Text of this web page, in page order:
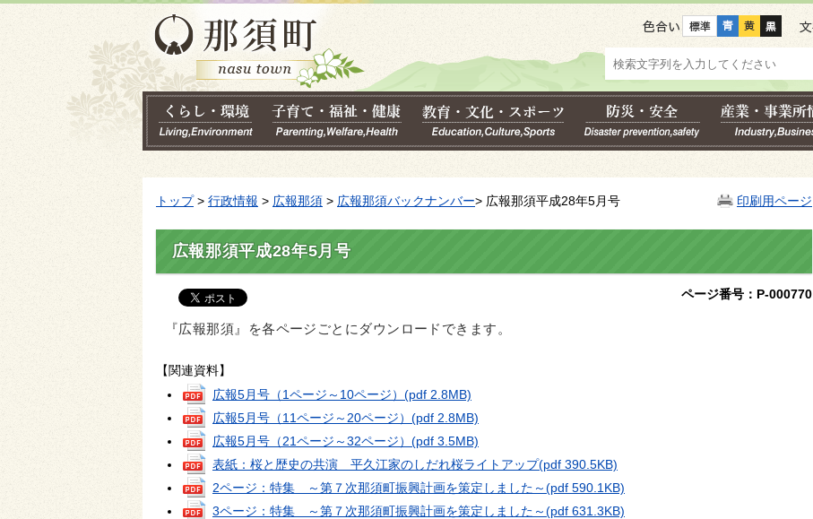
色合い
印刷用ページ
トップ> 行政情報 > 広報那須 > 広報那須バックナンバー> 広報那須平成28年5月号
広報那須平成28年5月号
ページ番号：P-000770
『広報那須』を各ページごとにダウンロードできます。
【関連資料】
広報5月号（1ページ～10ページ） (pdf 2.8MB)
広報5月号（11ページ～20ページ） (pdf 2.8MB)
広報5月号（21ページ～32ページ） (pdf 3.5MB)
表紙：桜と歴史の共演 平久江家のしだれ桜ライトアップ(pdf 390.5KB)
2ページ：特集 ～第７次那須町振興計画を策定しました～(pdf 590.1KB)
3ページ：特集 ～第７次那須町振興計画を策定しました～(pdf 631.3KB)